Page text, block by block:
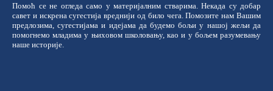
Помоћ се не огледа само у материјалним стварима. Некада су добар
савет и искрена сугестија вреднији од било чега. Помозите нам Вашим
предлозима, сугестијама и идејама да будемо бољи у нашој жељи да
помогнемо младима у њиховом школовању, као и у бољем разумевању
наше историје.